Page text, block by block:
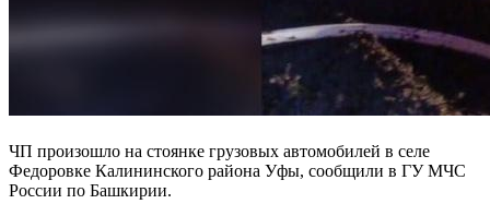
ЧП произошло на стоянке грузовых автомобилей в селе
Федоровке Калининского района Уфы, сообщили в ГУ МЧС
России по Башкирии.